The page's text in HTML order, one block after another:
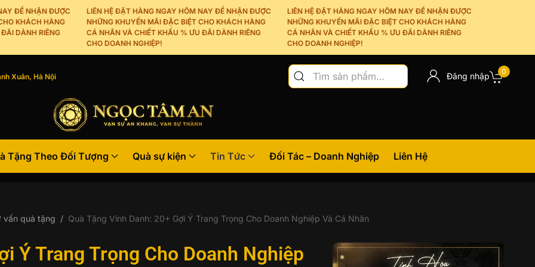
ĐỂ NHẬN ĐƯỢC
KHÁCH HÀNG
DÀNH RIÊNG
LIÊN HỆ ĐẶT HÀNG NGAY HÔM NAY ĐỂ NHẬN ĐƯỢC
NHỮNG KHUYẾN MÃI ĐẶC BIỆT CHO KHÁCH HÀNG
CÁ NHÂN VÀ CHIẾT KHẤU % ƯU ĐÃI DÀNH RIÊNG
CHO DOANH NGHIỆP!
LIÊN HỆ ĐẶT HÀNG NGAY HÔM NAY ĐỂ NHẬN ĐƯỢC
NHỮNG KHUYẾN MÃI ĐẶC BIỆT CHO KHÁCH HÀNG
CÁ NHÂN VÀ CHIẾT KHẤU % ƯU ĐÃI DÀNH RIÊNG
CHO DOANH NGHIỆP!
Tặng Theo Đối Tượng Quà sự kiện Tin Tức Đối Tác – Doanh Nghiệp Liên Hệ
Xuân, Hà Nội
Tìm
kiếm:
Đăng nhập 0
vấn quà tặng Quà Tặng Vinh Danh: 20+ Gợi Ý Trang Trọng Cho Doanh Nghiệp Và Cá Nhân
Ý Trang Trọng Cho Doanh Nghiệp